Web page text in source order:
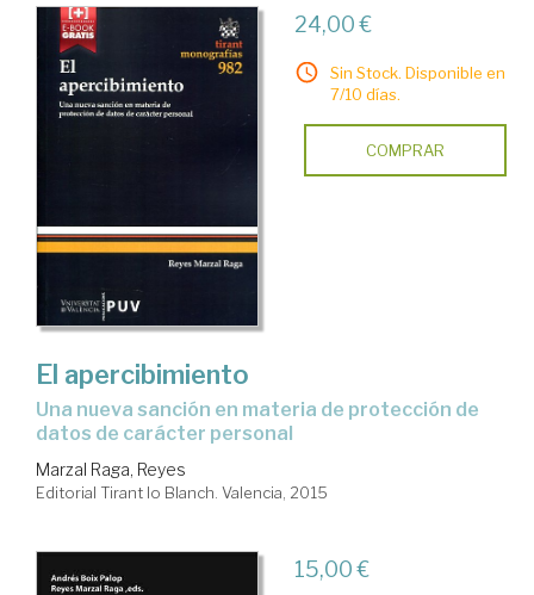
24,00 €
Sin Stock. Disponible en
7/10 días.
COMPRAR
El apercibimiento
una nueva sanción en materia de protección de
datos de carácter personal
Marzal Raga, Reyes
Editorial Tirant lo Blanch. Valencia, 2015
15,00 €